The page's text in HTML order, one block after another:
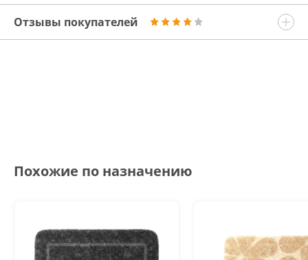
Отзывы покупателей
Похожие по назначению